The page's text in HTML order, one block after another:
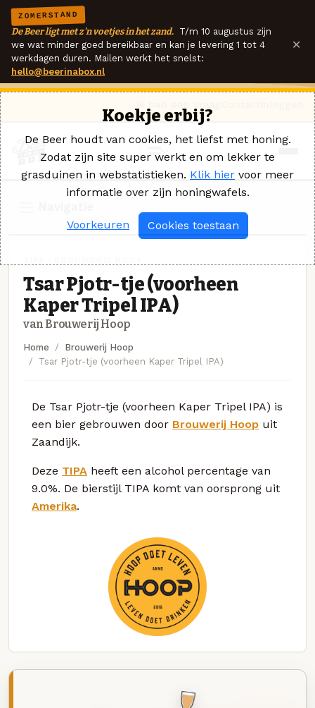
ZOMERSTAND
De Beer ligt met z'n voetjes in het zand. T/m 10 augustus zijn
we wat minder goed bereikbaar en kan je levering 1 tot 4
werkdagen duren. Mailen werkt het snelst:
hello@beerinabox.nl
×
Tsar Pjotr-tje (voorheen
Kaper Tripel IPA)
van Brouwerij Hoop
Home
Brouwerij Hoop
Tsar Pjotr-tje (voorheen Kaper Tripel IPA)
De Tsar Pjotr-tje (voorheen Kaper Tripel IPA) is
een bier gebrouwen door Brouwerij Hoop uit
Zaandijk.
Deze TIPA heeft een alcohol percentage van
9.0%. De bierstijl TIPA komt van oorsprong uit
Amerika.
Koekje erbij?
De Beer houdt van cookies, het liefst met honing.
Zodat zijn site super werkt en om lekker te
grasduinen in webstatistieken. Klik hier voor meer
informatie over zijn honingwafels.
Voorkeuren Cookies toestaan